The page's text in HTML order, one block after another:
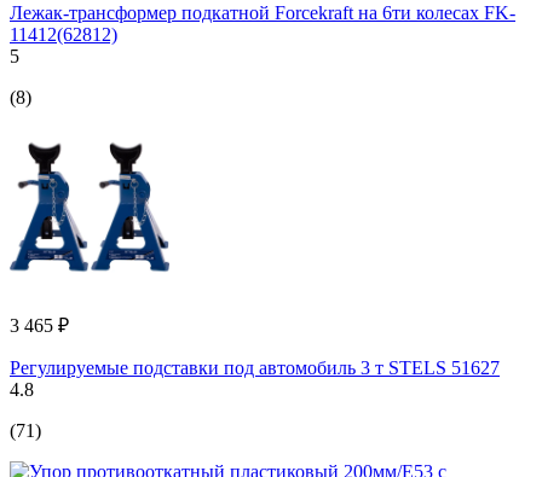
Лежак-трансформер подкатной Forcekraft на 6ти колесах FK-
11412(62812)
5
(8)
3 465 ₽
Регулируемые подставки под автомобиль 3 т STELS 51627
4.8
(71)